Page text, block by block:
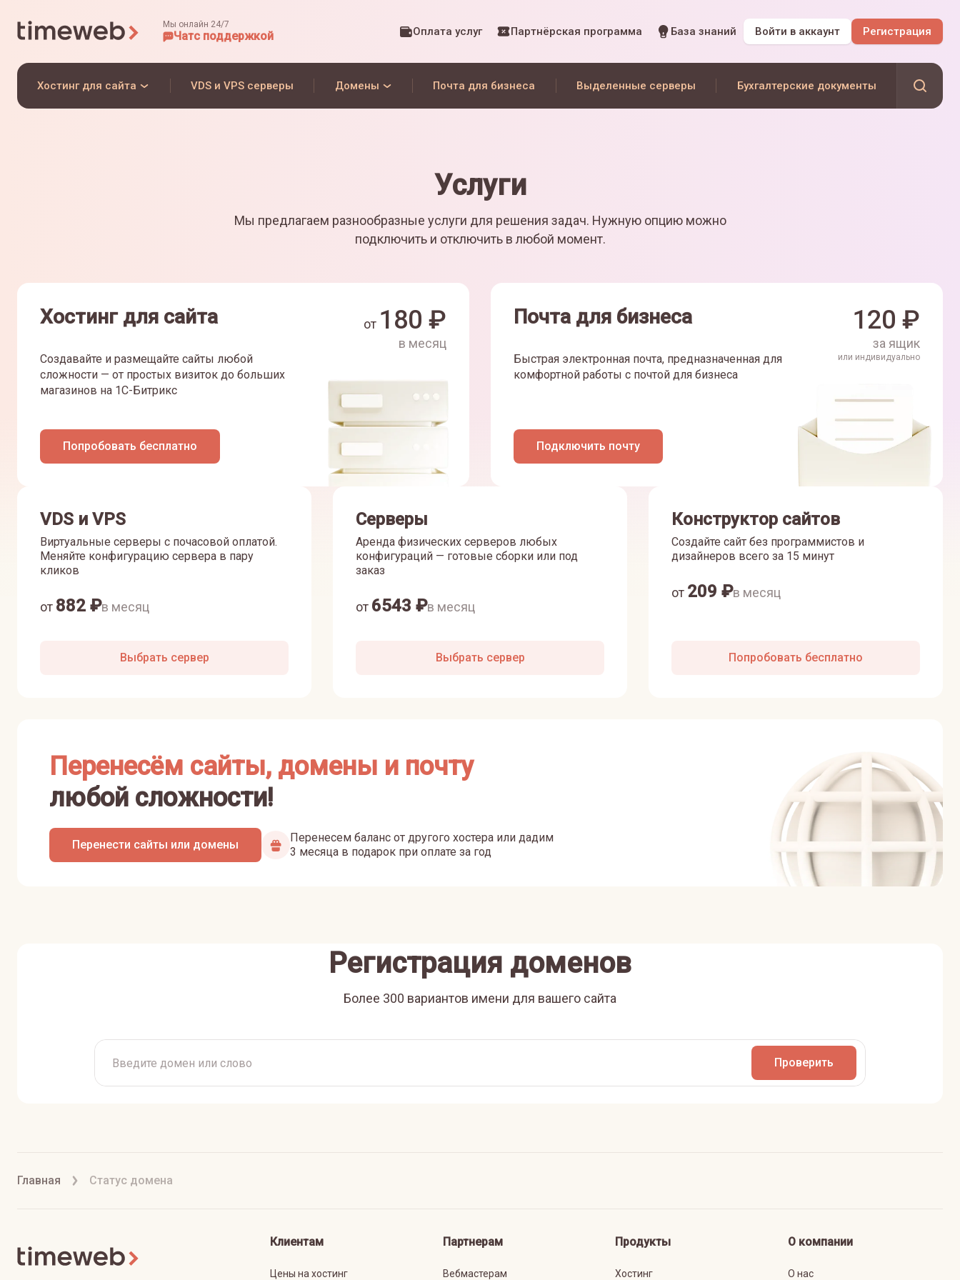
Мы онлайн 24/7
Чатс поддержкой Оплата услуг Партнёрская программа База знаний Войти в аккаунт Регистрация
Хостинг для сайта VDS и VPS серверы Домены Почта для бизнеса Выделенные серверы Бухгалтерские документы
Услуги
Мы предлагаем разнообразные услуги для решения задач. Нужную опцию можно
подключить и отключить в любой момент.
Хостинг для сайта
Создавайте и размещайте сайты любой
сложности — от простых визиток до больших
магазинов на 1С-Битрикс
Попробовать бесплатно
от 180 ₽
в месяц
Почта для бизнеса
Быстрая электронная почта, предназначенная для
комфортной работы с почтой для бизнеса
Подключить почту
120 ₽
за ящик
или индивидуально
VDS и VPS
Виртуальные серверы с почасовой оплатой.
Меняйте конфигурацию сервера в пару
кликов
от 882 ₽в месяц
Выбрать сервер
Серверы
Аренда физических серверов любых
конфигураций — готовые сборки или под
заказ
от 6543 ₽в месяц
Выбрать сервер
Конструктор сайтов
Создайте сайт без программистов и
дизайнеров всего за 15 минут
от 209 ₽в месяц
Попробовать бесплатно
Перенесём сайты, домены и почту
любой сложности!
Перенести сайты или домены
Перенесем баланс от другого хостера или дадим
3 месяца в подарок при оплате за год
Регистрация доменов
Более 300 вариантов имени для вашего сайта
Проверить
Главная Статус домена
Клиентам
Цены на хостинг
Партнерам
Вебмастерам
Продукты
Хостинг
О компании
О нас